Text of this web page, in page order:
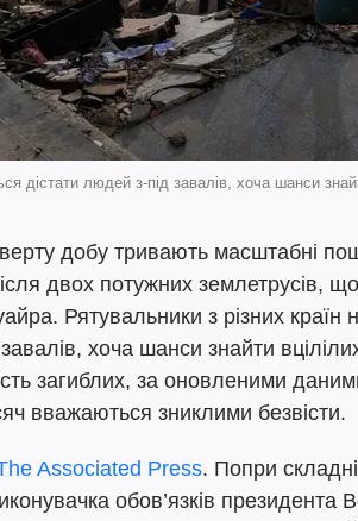
дістати людей з-під завалів, хоча шанси
добу тривають масштабні
двох потужних землетрусів,
Рятувальники з різних країн
хоча шанси знайти
загиблих, за оновленими
вважаються зниклими безвісти.
Associated Press. Попри
обов’язків президента